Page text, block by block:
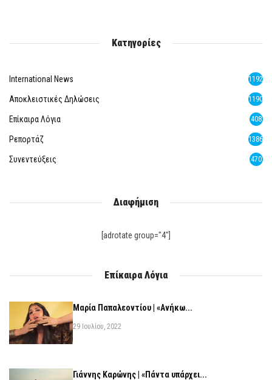
Κατηγορίες
International News 1192
Αποκλειστικές Δηλώσεις 1190
Επίκαιρα Λόγια 408
Ρεπορτάζ 1386
Συνεντεύξεις 470
Διαφήμιση
[adrotate group="4"]
Επίκαιρα Λόγια
Μαρία Παπαλεοντίου | «Ανήκω...
29 Ιουλίου, 2022
Γιάννης Καρώνης | «Πάντα υπάρχει...